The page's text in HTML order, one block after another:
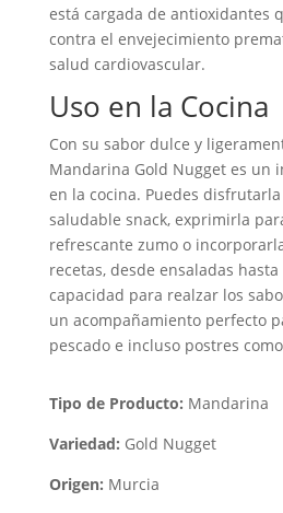
está cargada de antioxidantes
contra el envejecimiento
salud cardiovascular.
Uso en la Cocina
Con su sabor dulce y
Mandarina Gold Nugget es un
en la cocina. Puedes
saludable snack, exprimirla
refrescante zumo o
recetas, desde ensaladas
capacidad para realzar los
un acompañamiento perfecto
pescado e incluso postres
Tipo de Producto: Mandarina
Variedad: Gold Nugget
Origen: Murcia